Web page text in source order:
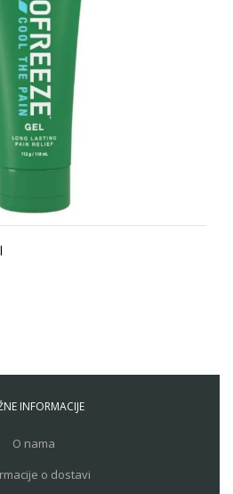
INFORMACIJE
O nama
o dostavi